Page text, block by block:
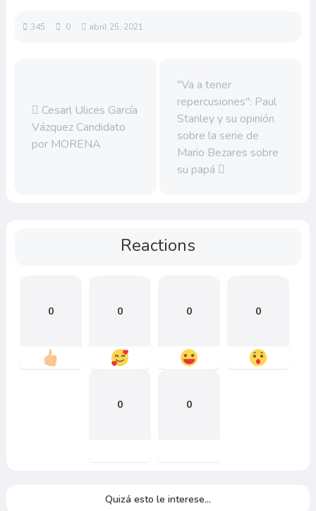
345 0 abril 25, 2021
Cesarl Ulices García
Vázquez Candidato
por MORENA
"Va a tener
repercusiones": Paul
Stanley y su opinión
sobre la serie de
Mario Bezares sobre
su papá
Reactions
0 0 0 0
0 0
Quizá esto le interese...